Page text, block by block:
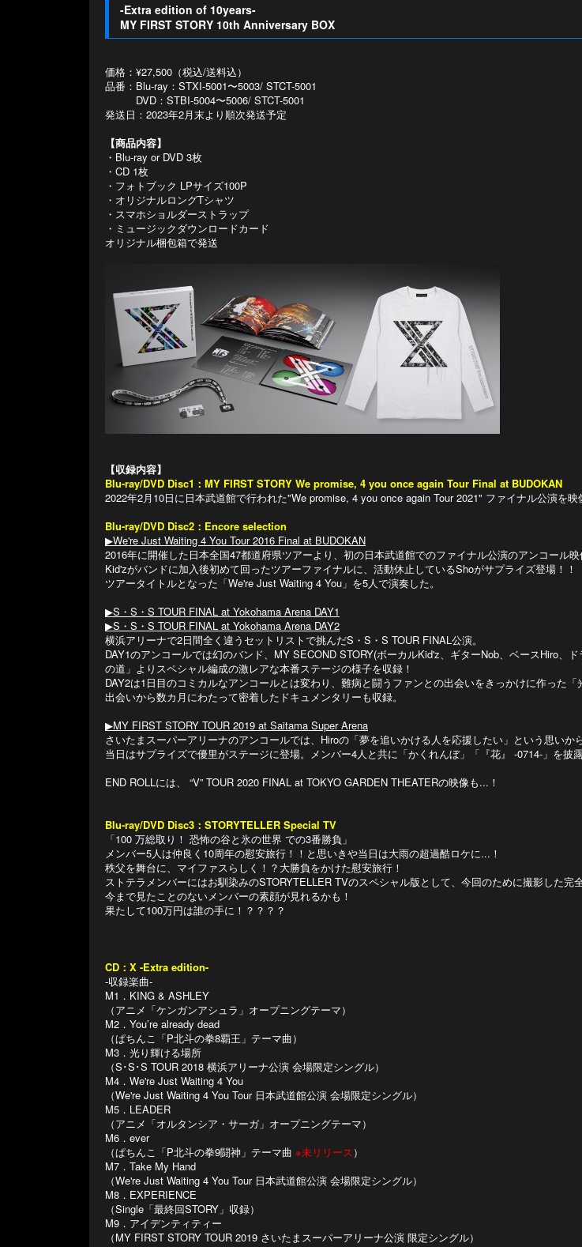
-Extra edition of 10years-
MY FIRST STORY 10th Anniversary BOX
価格：¥27,500（税込/送料込）
品番：Blu-ray：STXI-5001〜5003/ STCT-5001
DVD：STBI-5004〜5006/ STCT-5001
発送日：2023年2月末より順次発送予定
【商品内容】
・Blu-ray or DVD 3枚
・CD 1枚
・フォトブック LPサイズ100P
・オリジナルロングTシャツ
・スマホショルダーストラップ
・ミュージックダウンロードカード
オリジナル梱包箱で発送
【収録内容】
Blu-ray/DVD Disc1：MY FIRST STORY We promise, 4 you once again Tour Final at BUDOKAN
2022年2月10日に日本武道館で行われた"We promise, 4 you once again Tour 2021" ファイナル公演を映
Blu-ray/DVD Disc2：Encore selection
▶︎We're Just Waiting 4 You Tour 2016 Final at BUDOKAN
2016年に開催した日本全国47都道府県ツアーより、初の日本武道館でのファイナル公演のアンコール映
Kid'zがバンドに加入後初めて回ったツアーファイナルに、活動休止しているShoがサプライズ登場！！
ツアータイトルとなった「We're Just Waiting 4 You」を5人で演奏した。
▶︎S・S・S TOUR FINAL at Yokohama Arena DAY1
▶︎S・S・S TOUR FINAL at Yokohama Arena DAY2
横浜アリーナで2日間全く違うセットリストで挑んだS・S・S TOUR FINAL公演。
DAY1のアンコールでは幻のバンド、MY SECOND STORY(ボーカルKid'z、ギターNob、ベースHiro、
の道」よりスペシャル編成の激レアな本番ステージの様子を収録！
DAY2は1日目のコミカルなアンコールとは変わり、難病と闘うファンとの出会いをきっかけに作った「
出会いから数カ月にわたって密着したドキュメンタリーも収録。
▶︎MY FIRST STORY TOUR 2019 at Saitama Super Arena
さいたまスーパーアリーナのアンコールでは、Hiroの「夢を追いかける人を応援したい」という思い
当日はサプライズで優里がステージに登場。メンバー4人と共に「かくれんぼ」「『花』 -0714-」を披露
END ROLLには、 “V” TOUR 2020 FINAL at TOKYO GARDEN THEATERの映像も...！
Blu-ray/DVD Disc3：STORYTELLER Special TV
「100 万総取り！ 恐怖の谷と氷の世界 での3番勝負」
メンバー5人は仲良く10周年の慰安旅行！！と思いきや当日は大雨の超過酷ロケに...！
秩父を舞台に、マイファスらしく！？大勝負をかけた慰安旅行！
ストテラメンバーにはお馴染みのSTORYTELLER TVのスペシャル版として、今回のために撮影した完
今まで見たことのないメンバーの素顔が見れるかも！
果たして100万円は誰の手に！？？？？
CD：X -Extra edition-
-収録楽曲-
M1．KING & ASHLEY
（アニメ「ケンガンアシュラ」オープニングテーマ）
M2．You’re already dead
（ぱちんこ「P北斗の拳8覇王」テーマ曲）
M3．光り輝ける場所
（S･S･S TOUR 2018 横浜アリーナ公演 会場限定シングル）
M4．We're Just Waiting 4 You
（We're Just Waiting 4 You Tour 日本武道館公演 会場限定シングル）
M5．LEADER
（アニメ「オルタンシア・サーガ」オープニングテーマ）
M6．ever
（ぱちんこ「P北斗の拳9闘神」テーマ曲 ※未リリース ）
M7．Take My Hand
（We're Just Waiting 4 You Tour 日本武道館公演 会場限定シングル）
M8．EXPERIENCE
（Single「最終回STORY」収録）
M9．アイデンティティー
（MY FIRST STORY TOUR 2019 さいたまスーパーアリーナ公演 限定シングル）